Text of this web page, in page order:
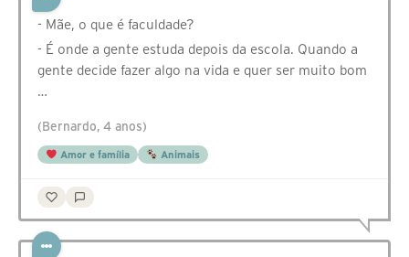
- Mãe, o que é faculdade?
- É onde a gente estuda depois da escola. Quando a
gente decide fazer algo na vida e quer ser muito bom
…
(Bernardo, 4 anos)
Amor e família Animais